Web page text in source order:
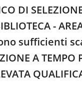
DI
-
sufficienti
A